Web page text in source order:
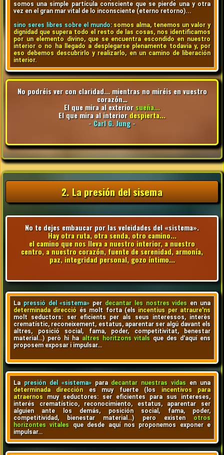
somos una simple partícula consciente que se pierde una y otra
vez en el gran mar vital de lo inconsciente (eterno retorno)...
sino seres libres sobre el mundo:somos alma, tenemos un valor y
dignidad que supera todo el resto de las cosas, nos identificamos
por un elemento divino, que se encuentra escondido en nuestro
interior o no ha llegado a desplegarse plenamente todavía y, por
eso debemos descubrirlo y realizarlo, en un camino de liberación
interior.
No podréis ver con claridad... mientras no miréis en vuestro
corazón…
El que mira al exteriorsueña...
El que mira al interiordespierta...
- Carl G. Jung -
2. La presión del sisema
No te dejes embaucar por las veleidades del «sistema».
Hay otra ruta, otra senda, otro camino...
el camino que nos lleva a nuestro interior, a nuestro
centro, a nuestro corazón, fuente de serenidad, armonía,
paz, integridad personal, gozo íntimo...
La pressió del «sistema»perdecantar les nostres vides en una
determinada direcció és molt forta (els incentius per atraure'ns
molt seductors: ser eficients per als seus interessos, interès
crematístic, reconeixement, estatus, aparentar ser algú davant els
altres, posició social, fama, poder, competitivitat, benestar
material…) però hi ha altres horitzons vitals que des d'aquí ens
proposem exposar i impulsar…
La presión del «sistema»para decantar nuestras vidas en una
determinada direcciónes muy fuerte (los
incentivos para
atraernos muy seductores: ser eficientes para sus intereses,
interés crematístico, reconocimiento, estatus, aparentar ser
alguien ante los demás, posición social, fama, poder,
competitividad, bienestar material…) pero existen otros
horizontes vitales que desde aquí nos proponemos exponer e
impulsar…